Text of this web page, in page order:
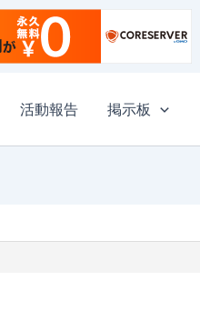
活動報告 掲示板